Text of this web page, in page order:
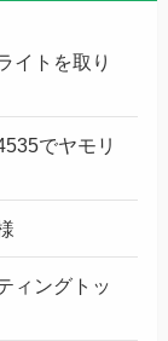
トを取り
でヤモリ
ィングトッ